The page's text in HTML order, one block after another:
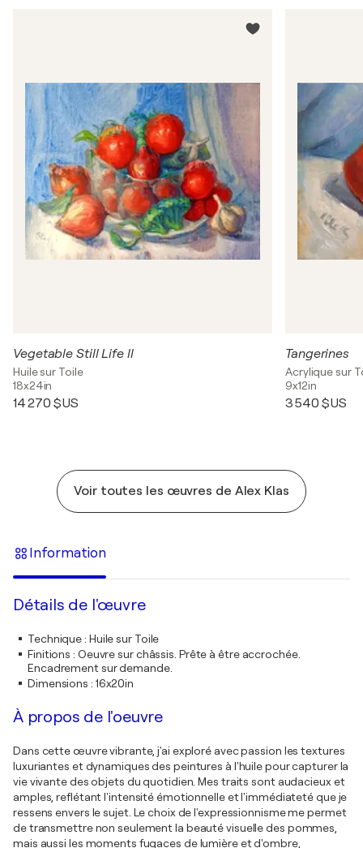
Vegetable Still Life ll
Huile sur Toile
18x24in
14 270 $US
Tangerines
Acrylique sur
9x12in
3 540 $US
Voir toutes les œuvres de Alex Klas
Information
Détails de l'œuvre
Technique: Huile sur Toile
Finitions : Oeuvre sur châssis. Prête à être accrochée.
Encadrement sur demande.
Dimensions : 16x20in
À propos de l'oeuvre
Dans cette œuvre vibrante, j'ai exploré avec passion les textures
luxuriantes et dynamiques des peintures à l'huile pour capturer la
vie vivante des objets du quotidien. Mes traits sont audacieux et
amples, reflétant l'intensité émotionnelle et l'immédiateté que je
ressens envers le sujet. Le choix de l'expressionnisme me permet
de transmettre non seulement la beauté visuelle des pommes,
mais aussi les moments fugaces de lumière et d'ombre,